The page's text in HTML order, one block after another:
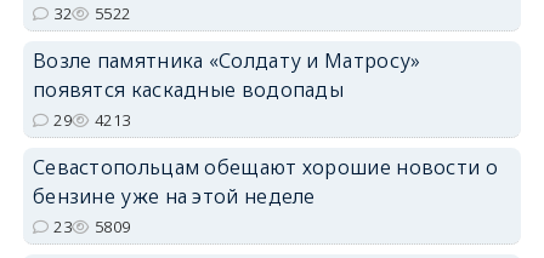
32 5522
Возле памятника «Солдату и Матросу»
появятся каскадные водопады
29 4213
Севастопольцам обещают хорошие новости о
бензине уже на этой неделе
23 5809